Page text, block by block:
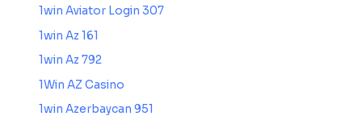
1win Aviator Login 307
1win Az 161
1win Az 792
1Win AZ Casino
1win Azerbaycan 951